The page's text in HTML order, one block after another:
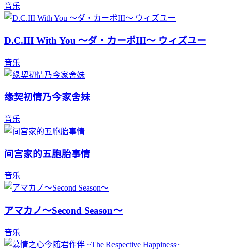
音乐
D.C.III With You ～ダ・カーポIII～ ウィズユー
音乐
缘契初情乃今家舍妹
音乐
间宫家的五胞胎事情
音乐
アマカノ～Second Season～
音乐